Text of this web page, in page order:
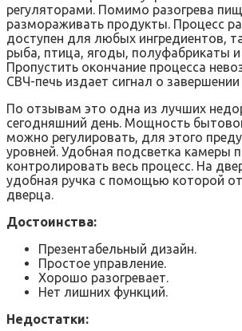
регуляторами. Помимо разогрева
размораживать продукты. Процесс
доступен для любых ингредиентов,
рыба, птица, ягоды, полуфабрикаты и
Пропустить окончание процесса
СВЧ-печь издает сигнал о
По отзывам это одна из лучших
сегодняшний день. Мощность
можно регулировать, для этого
уровней. Удобная подсветка камеры
контролировать весь процесс. На
удобная ручка с помощью которой
дверца.
Достоинства:
Презентабельный дизайн.
Простое управление.
Хорошо разогревает.
Нет лишних функций.
Недостатки: